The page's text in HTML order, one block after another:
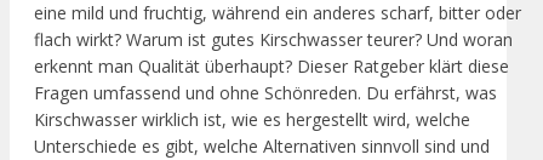
eine mild und fruchtig, während ein anderes scharf, bitter oder
flach wirkt? Warum ist gutes Kirschwasser teurer? Und woran
erkennt man Qualität überhaupt? Dieser Ratgeber klärt diese
Fragen umfassend und ohne Schönreden. Du erfährst, was
Kirschwasser wirklich ist, wie es hergestellt wird, welche
Unterschiede es gibt, welche Alternativen sinnvoll sind und